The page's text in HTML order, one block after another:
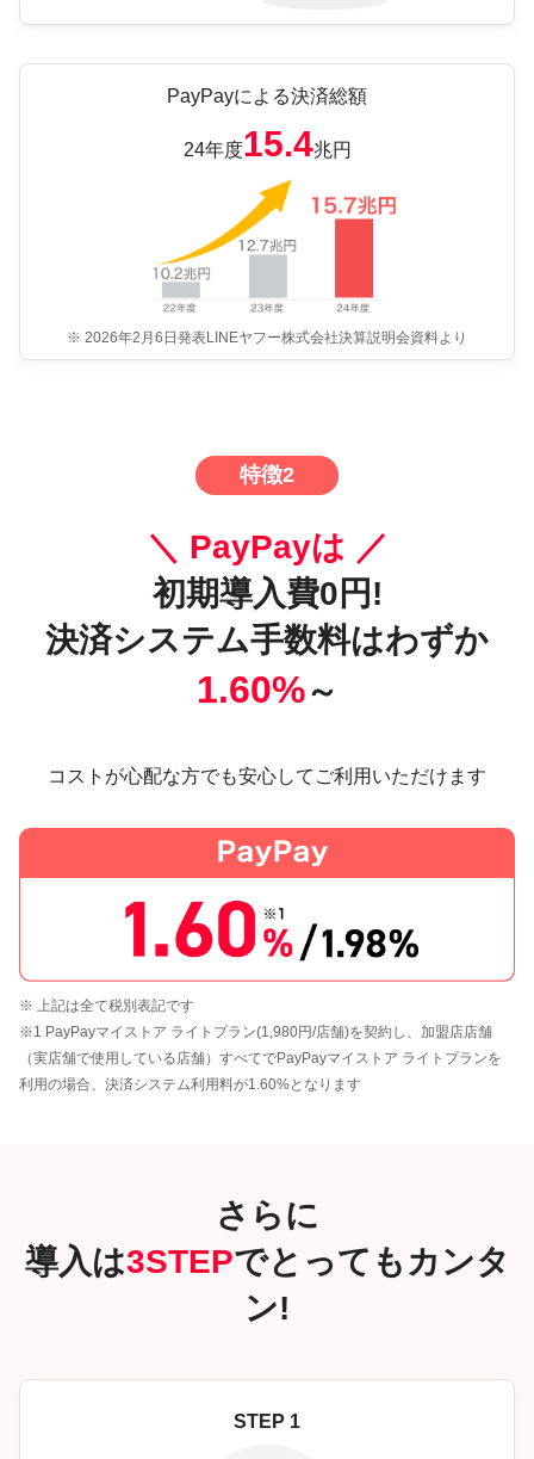
PayPayによる決済総額
24年度15.4兆円
※ 2026年2月6日発表LINEヤフー株式会社決算説明会資料より
特徴2
＼ PayPayは ／
初期導入費0円!
決済システム手数料はわずか
1.60%～
コストが心配な方でも安心してご利用いただけます
※ 上記は全て税別表記です
※1 PayPayマイストア ライトプラン(1,980円/店舗)を契約し、加盟店店舗
（実店舗で使用している店舗）すべてでPayPayマイストア ライトプランを
利用の場合、決済システム利用料が1.60%となります
さらに
導入は3STEPでとってもカンタ
ン!
STEP 1